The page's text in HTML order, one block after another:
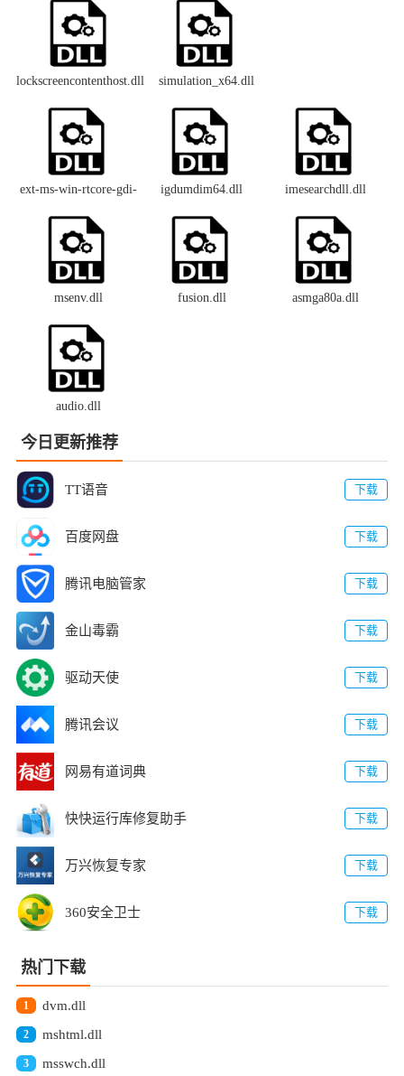
lockscreencontenthost.dll simulation_x64.dll
ext-ms-win-rtcore-gdi-
igdumdim64.dll imesearchdll.dll
msenv.dll fusion.dll asmga80a.dll
audio.dll
今日更新推荐
TT语音 下载
百度网盘 下载
腾讯电脑管家 下载
金山毒霸 下载
驱动天使 下载
腾讯会议 下载
网易有道词典 下载
快快运行库修复助手 下载
万兴恢复专家 下载
360安全卫士 下载
热门下载
1 dvm.dll
2 mshtml.dll
3 msswch.dll